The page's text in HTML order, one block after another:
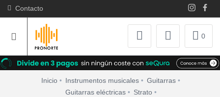
Contacto
0
Inicio Instrumentos musicales
Guitarras
Guitarras eléctricas
Strato